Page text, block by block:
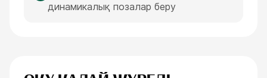
динамикалық позалар беру